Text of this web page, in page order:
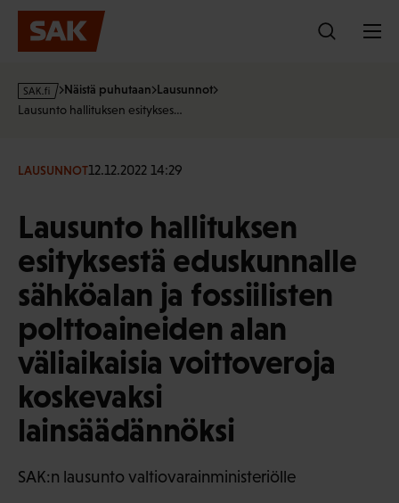
Hyppää
sisältöön
s
a
f
Näistä puhutaan Lausunnot
Lausunto hallituksen esitykses…
LAUSUNNOT12.12.2022 14:29
Lausunto hallituksen
esityksestä eduskunnalle
sähköalan ja fossiilisten
polttoaineiden alan
väliaikaisia voittoveroja
koskevaksi
lainsäädännöksi
SAK:n lausunto valtiovarainministeriölle